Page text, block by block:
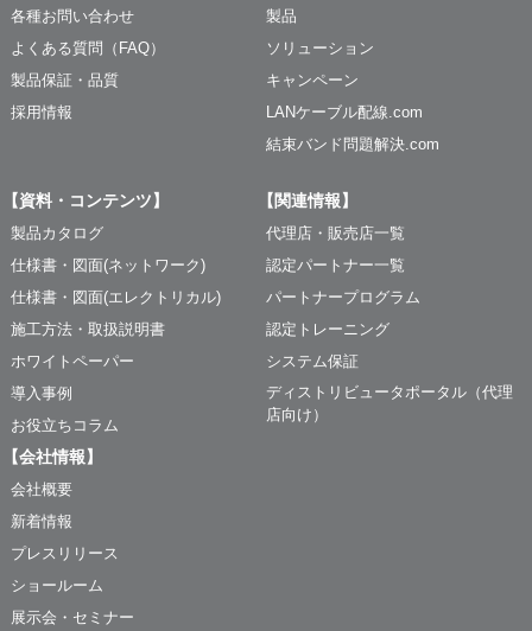
各種お問い合わせ
よくある質問（FAQ）
製品保証・品質
採用情報
製品
ソリューション
キャンペーン
LANケーブル配線.com
結束バンド問題解決.com
【資料・コンテンツ】
製品カタログ
仕様書・図面(ネットワーク)
仕様書・図面(エレクトリカル)
施工方法・取扱説明書
ホワイトペーパー
導入事例
お役立ちコラム
【関連情報】
代理店・販売店一覧
認定パートナー一覧
パートナープログラム
認定トレーニング
システム保証
ディストリビュータポータル（代理
店向け）
【会社情報】
会社概要
新着情報
プレスリリース
ショールーム
展示会・セミナー